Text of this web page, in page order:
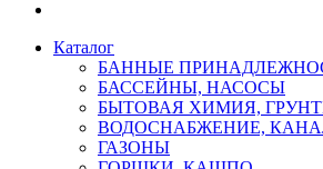
Каталог
БАННЫЕ
БАССЕЙНЫ, НАСОСЫ
БЫТОВАЯ ХИМИЯ,
ВОДОСНАБЖЕНИЕ,
ГАЗОНЫ